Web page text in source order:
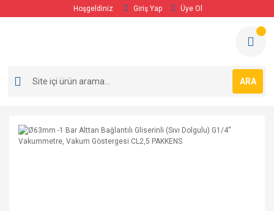
Hoşgeldiniz Giriş Yap Üye Ol
ARA